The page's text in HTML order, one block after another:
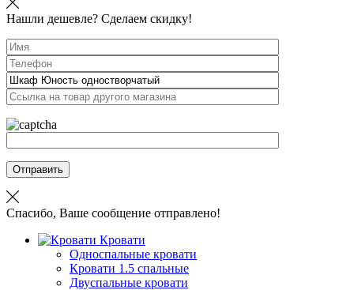
Нашли дешевле? Сделаем скидку!
Отправить
Спасибо, Ваше сообщение отправлено!
Кровати
Односпальные кровати
Кровати 1.5 спальные
Двуспальные кровати